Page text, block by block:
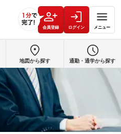
会員登録 ログイン メニュー
地図から探す 通勤・通学から探す